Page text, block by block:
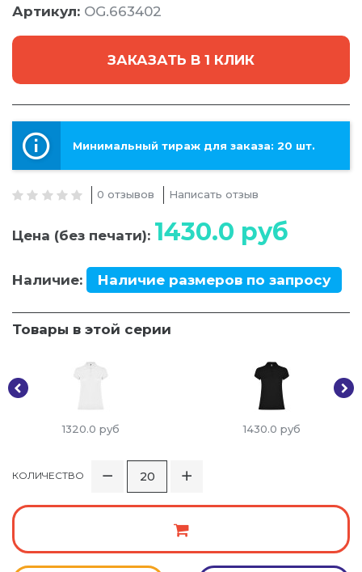
Артикул: OG.663402
ЗАКАЗАТЬ В 1 КЛИК
Минимальный тираж для заказа: 20 шт.
0 отзывов Написать отзыв
Цена (без печати): 1430.0 руб
Наличие: Наличие размеров по запросу
Товары в этой серии
1320.0 руб 1430.0 руб
КОЛИЧЕСТВО